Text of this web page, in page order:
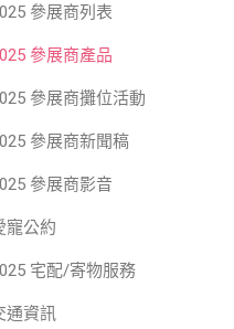
參展商列表
參展商產品
參展商攤位活動
參展商新聞稿
參展商影音
寵公約
宅配/寄物服務
通資訊